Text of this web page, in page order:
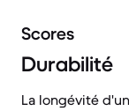
Scores
Durabilité
La longévité